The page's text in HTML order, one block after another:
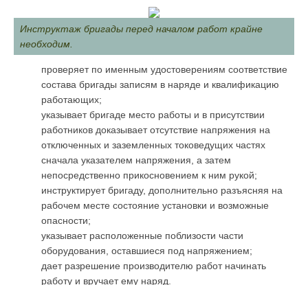
Инструктаж бригады перед началом работ крайне
необходим.
проверяет по именным удостоверениям соответствие
состава бригады записям в наряде и квалификацию
работающих;
указывает бригаде место работы и в присутствии
работников доказывает отсутствие напряжения на
отключенных и заземленных токоведущих частях
сначала указателем на­пряжения, а затем
непосредственно прикосновением к ним рукой;
инструкти­рует бригаду, дополнительно разъясняя на
рабочем месте состояние уста­новки и возможные
опасности;
указывает расположенные поблизости части
оборудования, оставшиеся под напряжением;
дает разрешение производителю работ начинать
работу и вручает ему наряд.